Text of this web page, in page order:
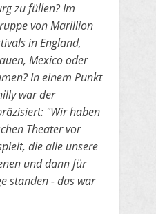
zu füllen? Im
von Marillion
in England,
Mexico oder
In einem Punkt
war der
"Wir haben
Theater vor
die alle unsere
​und dann für
standen - das war